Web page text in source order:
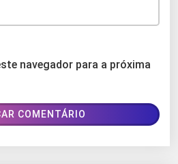
navegador para a próxima